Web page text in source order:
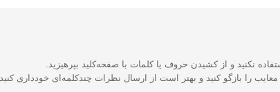
را بازگو کنید و بهتر است از ارسال نظرات چندکلمه‌‌ای خودداری کنید.